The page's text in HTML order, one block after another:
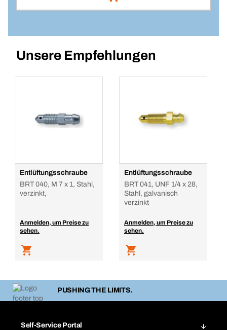
Artikel-Nr.: 222186
In den Warenkorb
Unsere Empfehlungen
Entlüftungsschraube
BRT 040, M 7 x 1, Stahl,
verzinkt,
Anmelden, um Preise zu
sehen.
Entlüftungsschraube
BRT 041, UNF 1/4 x 28,
Stahl, galvanisch
verzinkt
Anmelden, um Preise zu
sehen.
PUSHING THE LIMITS.
Self-Service Portal